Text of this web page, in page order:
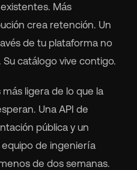
Más
crea retención. Un
de tu plataforma no
catálogo vive contigo.
ligera de lo que la
Una API de
pública y un
de ingeniería
de dos semanas.